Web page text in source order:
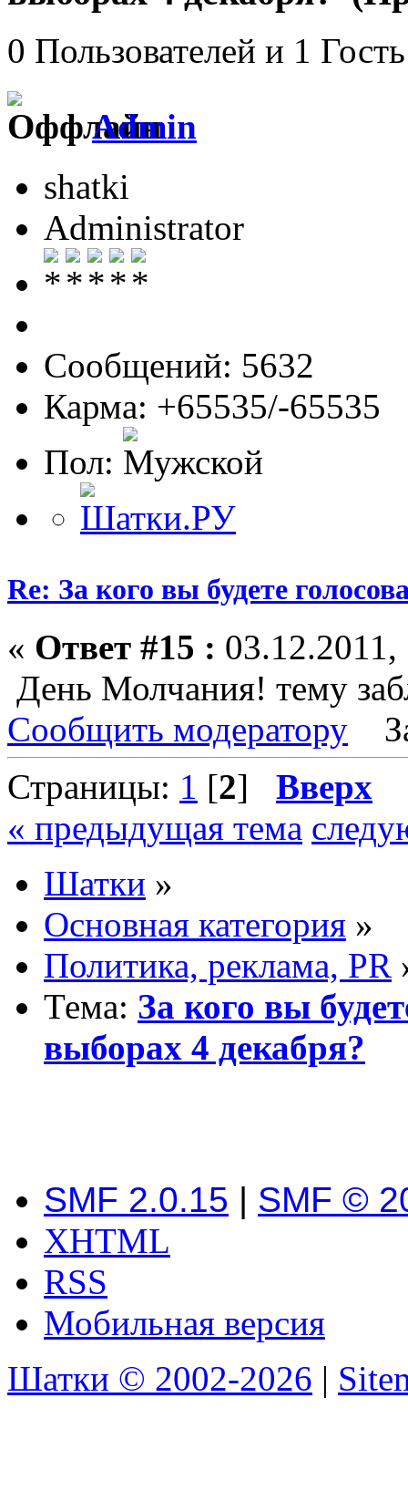
0 Пользователей и 1
Admin
shatki
Administrator
Сообщений: 5632
Карма: +65535/-65535
Пол:
Re: За кого вы будете
« Ответ #15 :
День Молчания! тему
Сообщить модератору
Страницы: 1 [2] Вверх
« предыдущая тема
Шатки »
Основная категория »
Политика, реклама, PR
Тема: За кого вы
выборах 4 декабря?
SMF 2.0.15 | SMF ©
XHTML
RSS
Мобильная версия
Шатки © 2002-2026 |